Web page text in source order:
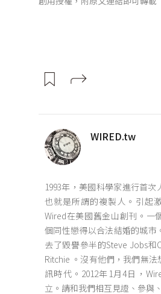
WIRED.tw
1993年，美國科學家進行首次
也就是所謂的複製人。引起
Wired在美國舊金山創刊。一
個同性戀得以合法結婚的城市
去了毀譽參半的Steve Jobs和
Ritchie 。沒有他們，我們無
訊時代。2012年1月4日，
立。請和我們相互見證、參與